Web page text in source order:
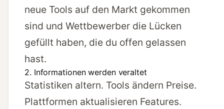
neue Tools auf den Markt gekommen
sind und Wettbewerber die Lücken
gefüllt haben, die du offen gelassen
hast.
2. Informationen werden veraltet
Statistiken altern. Tools ändern Preise.
Plattformen aktualisieren Features.